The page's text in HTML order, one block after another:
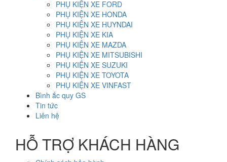
PHỤ KIỆN XE FORD
PHỤ KIỆN XE HONDA
PHỤ KIỆN XE HUYNDAI
PHỤ KIỆN XE KIA
PHỤ KIỆN XE MAZDA
PHỤ KIỆN XE MITSUBISHI
PHỤ KIỆN XE SUZUKI
PHỤ KIỆN XE TOYOTA
PHỤ KIỆN XE VINFAST
Bình ắc quy GS
Tin tức
Liên hệ
HỖ TRỢ KHÁCH HÀNG